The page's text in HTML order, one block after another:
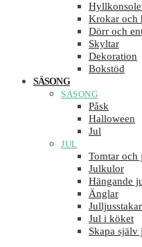
Krokar och
Dörr och
Skyltar
Dekoration
Bokstöd
SÄSONG
SÄSONG
Påsk
Halloween
Jul
JUL
Tomtar
Julkulor
Hängande
Änglar
Jul i köket
Skapa själv